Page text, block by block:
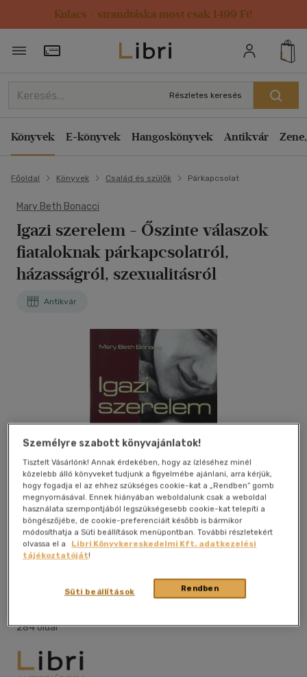
Kulacs / strandtáska most csak 1499 Ft!
Törzsvásárlói Kártya adatai
Részletes keresés
Könyvek E-könyvek Hangoskönyvek Antikvár
Főoldal Könyvek Család és szülők Párkapcsolat
Mary Beth Bonacci
Igazi szerelem - Őszinte válaszok
fiataloknak párkapcsolatról,
házasságról, szexualitásról
Antikvár
284 oldal
Személyre szabott könyvajánlatok!
Tisztelt Vásárlónk! Annak érdekében, hogy az ízléséhez minél
közelebb álló könyveket tudjunk a figyelmébe ajánlani, arra kérjük,
hogy fogadja el az ehhez szükséges cookie-kat a „Rendben” gomb
megnyomásával. Ennek hiányában weboldalunk csak a weboldal
használata szempontjából legszükségesebb cookie-kat telepíti a
böngészőjébe, de cookie-preferenciáit később is bármikor
módosíthatja a Süti beállítások menüpontban. További részletekért
olvassa el a
Libri Könyvkereskedelmi Kft. adatkezelési
tájékoztatóját!
Rendben
Süti beállítások